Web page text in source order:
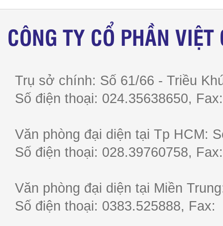
CÔNG TY CỔ PHẦN VIỆT
Trụ sở chính: Số 61/66 - Triều
Số điện thoại: 024.35638650,
Văn phòng đại diện tại Tp HCM:
Số điện thoại: 028.39760758,
Văn phòng đại diện tại Miền
Số điện thoại: 0383.525888,